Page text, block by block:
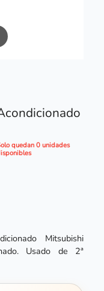
quedan 0 unidades
Mitsubishi
Usado de 2ª